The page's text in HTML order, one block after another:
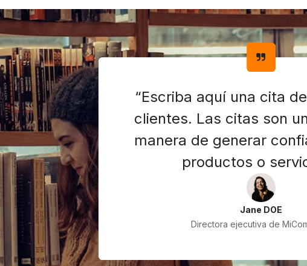
“Escriba aquí una cita
clientes. Las citas son
manera de generar
productos o
Jane DOE
Directora ejecutiva de